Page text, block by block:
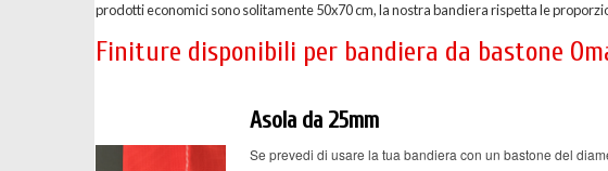
prodotti economici sono solitamente 50x70 cm, la nostra bandiera rispetta le
Finiture disponibili per bandiera da bastone
Asola da 25mm
Se prevedi di usare la tua bandiera con un bastone del